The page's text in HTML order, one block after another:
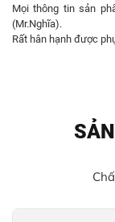
Mọi thông tin sản
(Mr.Nghĩa).
Rất hân hạnh được